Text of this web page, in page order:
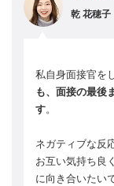
乾 花穂子
私自身面接官を
も、面接の最後
す。
ネガティブな反
お互い気持ち良
に向き合いたい